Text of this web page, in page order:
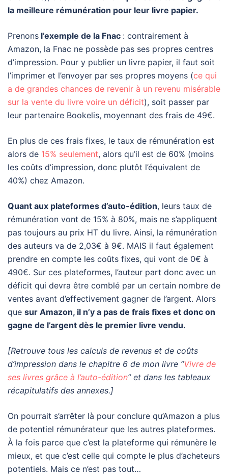
la meilleure rémunération pour leur livre papier.
Prenons l’exemple de la Fnac : contrairement à
Amazon, la Fnac ne possède pas ses propres centres
d’impression. Pour y publier un livre papier, il faut soit
l’imprimer et l’envoyer par ses propres moyens (ce qui
a de grandes chances de revenir à un revenu misérable
sur la vente du livre voire un déficit), soit passer par
leur partenaire Bookelis, moyennant des frais de 49€.
En plus de ces frais fixes, le taux de rémunération est
alors de 15% seulement, alors qu’il est de 60% (moins
les coûts d’impression, donc plutôt l’équivalent de
40%) chez Amazon.
Quant aux plateformes d’auto-édition, leurs taux de
rémunération vont de 15% à 80%, mais ne s’appliquent
pas toujours au prix HT du livre. Ainsi, la rémunération
des auteurs va de 2,03€ à 9€. MAIS il faut également
prendre en compte les coûts fixes, qui vont de 0€ à
490€. Sur ces plateformes, l’auteur part donc avec un
déficit qui devra être comblé par un certain nombre de
ventes avant d’effectivement gagner de l’argent. Alors
que sur Amazon, il n’y a pas de frais fixes et donc on
gagne de l’argent dès le premier livre vendu.
[Retrouve tous les calculs de revenus et de coûts
d’impression dans le chapitre 6 de mon livre “Vivre de
ses livres grâce à l’auto-édition” et dans les tableaux
récapitulatifs des annexes.]
On pourrait s’arrêter là pour conclure qu’Amazon a plus
de potentiel rémunérateur que les autres plateformes.
À la fois parce que c’est la plateforme qui rémunère le
mieux, et que c’est celle qui compte le plus d’acheteurs
potentiels. Mais ce n’est pas tout…